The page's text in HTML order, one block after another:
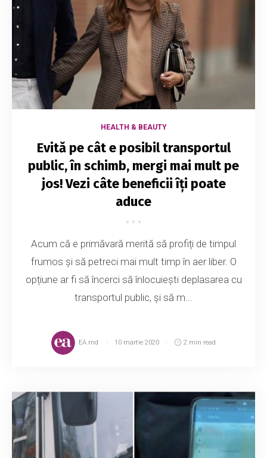
HEALTH & BEAUTY
Evită pe cât e posibil transportul
public, în schimb, mergi mai mult pe
jos! Vezi câte beneficii îți poate
aduce
Acum că e primăvară merită să profiți de timpul
frumos și să petreci mai mult timp în aer liber. O
opțiune ar fi să încerci să înlocuiești deplasarea cu
transportul public, și să m...
EA.md 10 martie 2020 2 min read